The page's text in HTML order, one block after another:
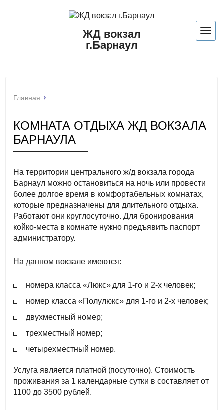
ЖД вокзал
г.Барнаул
Главная
КОМНАТА ОТДЫХА ЖД ВОКЗАЛА
БАРНАУЛА
На территории центрального ж/д вокзала города
Барнаул можно остановиться на ночь или провести
более долгое время в комфортабельных комнатах,
которые предназначены для длительного отдыха.
Работают они круглосуточно. Для бронирования
койко-места в комнате нужно предъявить паспорт
администратору.
На данном вокзале имеются:
номера класса «Люкс» для 1-го и 2-х человек;
номер класса «Полулюкс» для 1-го и 2-х человек;
двухместный номер;
трехместный номер;
четырехместный номер.
Услуга является платной (посуточно). Стоимость
проживания за 1 календарные сутки в составляет от
1100 до 3500 рублей.